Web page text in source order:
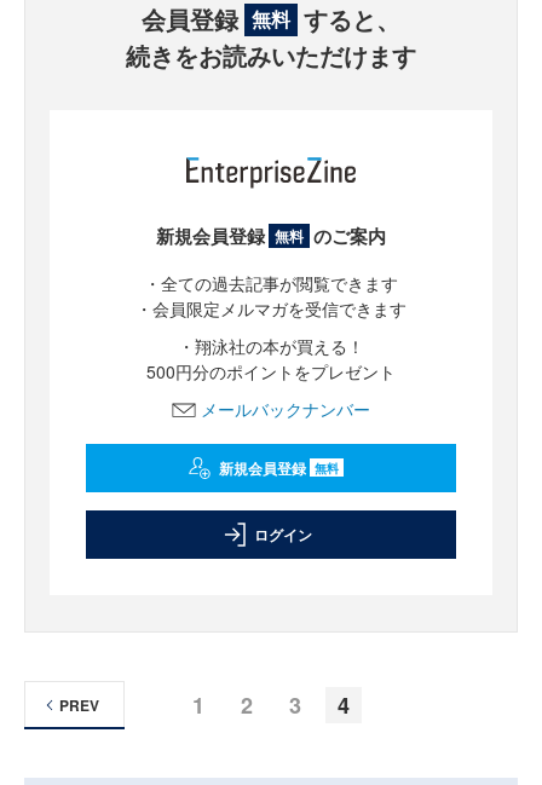
会員登録 無料 すると、
続きをお読みいただけます
新規会員登録 無料 のご案内
・全ての過去記事が閲覧できます
・会員限定メルマガを受信できます
・翔泳社の本が買える！
500円分のポイントをプレゼント
メールバックナンバー
新規会員登録 無料
ログイン
1 2 3 4
PREV